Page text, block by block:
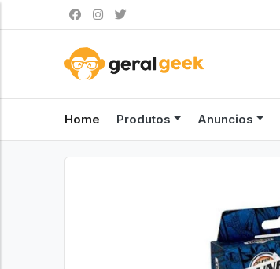
Home Produtos Anuncios